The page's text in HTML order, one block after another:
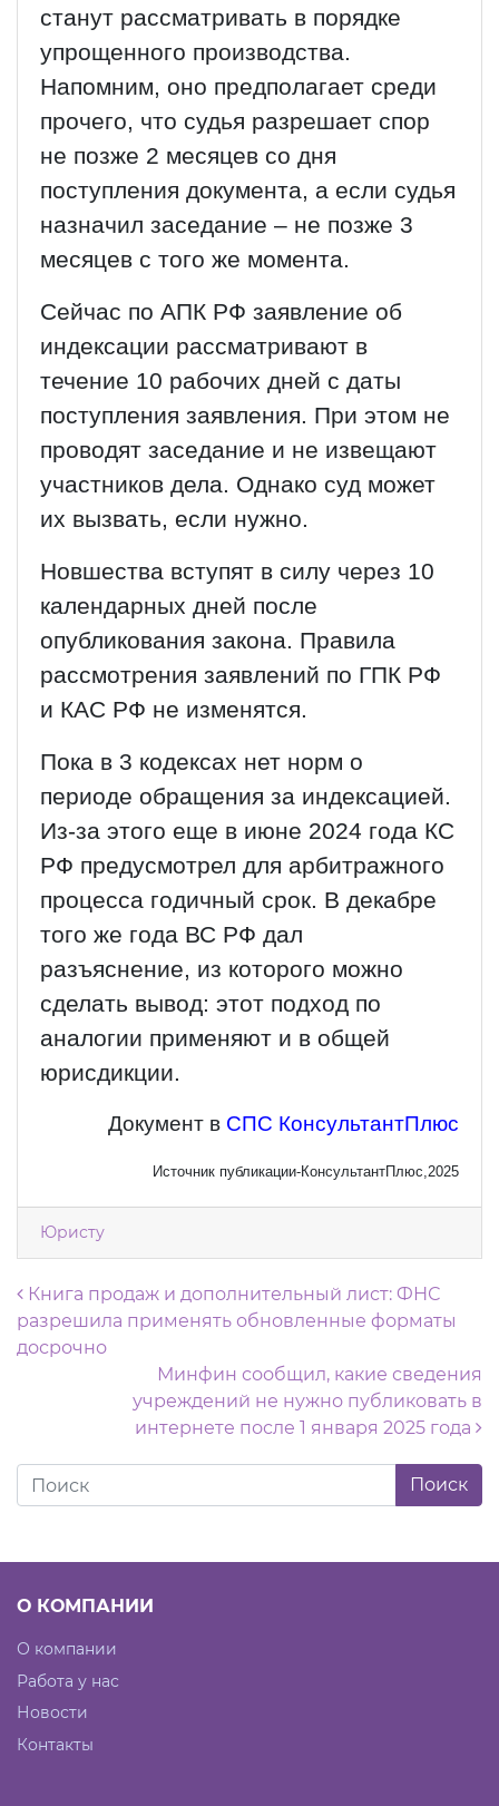
станут рассматривать в порядке
упрощенного производства.
Напомним, оно предполагает среди
прочего, что судья разрешает спор
не позже 2 месяцев со дня
поступления документа, а если судья
назначил заседание – не позже 3
месяцев с того же момента.
Сейчас по АПК РФ заявление об
индексации рассматривают в
течение 10 рабочих дней с даты
поступления заявления. При этом не
проводят заседание и не извещают
участников дела. Однако суд может
их вызвать, если нужно.
Новшества вступят в силу через 10
календарных дней после
опубликования закона. Правила
рассмотрения заявлений по ГПК РФ
и КАС РФ не изменятся.
Пока в 3 кодексах нет норм о
периоде обращения за индексацией.
Из-за этого еще в июне 2024 года КС
РФ предусмотрел для арбитражного
процесса годичный срок. В декабре
того же года ВС РФ дал
разъяснение, из которого можно
сделать вывод: этот подход по
аналогии применяют и в общей
юрисдикции.
Документ в СПС КонсультантПлюс
Источник публикации-КонсультантПлюс,2025
Юристу
Навигация по записям
Книга продаж и дополнительный лист: ФНС
разрешила применять обновленные форматы
досрочно
Минфин сообщил, какие сведения
учреждений не нужно публиковать в
интернете после 1 января 2025 года
О КОМПАНИИ
О компании
Работа у нас
Новости
Контакты